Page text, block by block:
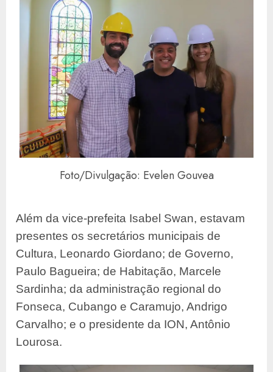
Foto/Divulgação: Evelen Gouvea
Além da vice-prefeita Isabel Swan, estavam
presentes os secretários municipais de
Cultura, Leonardo Giordano; de Governo,
Paulo Bagueira; de Habitação, Marcele
Sardinha; da administração regional do
Fonseca, Cubango e Caramujo, Andrigo
Carvalho; e o presidente da ION, Antônio
Lourosa.